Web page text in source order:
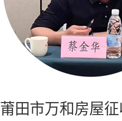
莆田市万和房屋